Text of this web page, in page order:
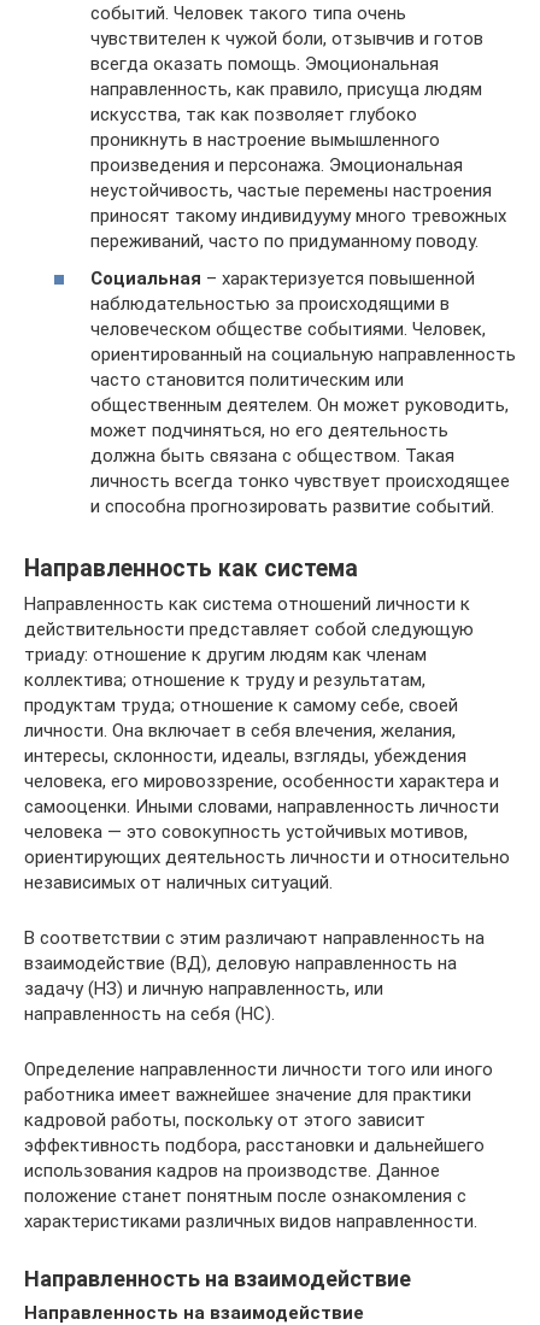
событий. Человек такого типа очень
чувствителен к чужой боли, отзывчив и готов
всегда оказать помощь. Эмоциональная
направленность, как правило, присуща людям
искусства, так как позволяет глубоко
проникнуть в настроение вымышленного
произведения и персонажа. Эмоциональная
неустойчивость, частые перемены настроения
приносят такому индивидууму много тревожных
переживаний, часто по придуманному поводу.
Социальная – характеризуется повышенной
наблюдательностью за происходящими в
человеческом обществе событиями. Человек,
ориентированный на социальную направленность
часто становится политическим или
общественным деятелем. Он может руководить,
может подчиняться, но его деятельность
должна быть связана с обществом. Такая
личность всегда тонко чувствует происходящее
и способна прогнозировать развитие событий.
Направленность как система
Направленность как система отношений личности к
действительности представляет собой следующую
триаду: отношение к другим людям как членам
коллектива; отношение к труду и результатам,
продуктам труда; отношение к самому себе, своей
личности. Она включает в себя влечения, желания,
интересы, склонности, идеалы, взгляды, убеждения
человека, его мировоззрение, особенности характера и
самооценки. Иными словами, направленность личности
человека — это совокупность устойчивых мотивов,
ориентирующих деятельность личности и относительно
независимых от наличных ситуаций.
В соответствии с этим различают направленность на
взаимодействие (ВД), деловую направленность на
задачу (НЗ) и личную направленность, или
направленность на себя (НС).
Определение направленности личности того или иного
работника имеет важнейшее значение для практики
кадровой работы, поскольку от этого зависит
эффективность подбора, расстановки и дальнейшего
использования кадров на производстве. Данное
положение станет понятным после ознакомления с
характеристиками различных видов направленности.
Направленность на взаимодействие
Направленность на взаимодействие